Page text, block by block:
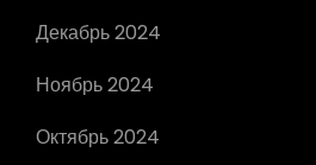
Декабрь 2024
Ноябрь 2024
Октябрь 2024